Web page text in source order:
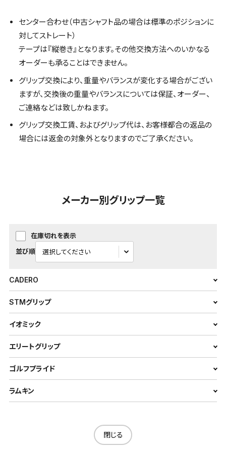
センター合わせ（中古シャフト品の場合は標準のポジションに
対してストレート）
テープは『縦巻き』となります。その他交換方法へのいかなる
オーダーも承ることはできません。
グリップ交換により、重量やバランスが変化する場合がござい
ますが、交換後の重量やバランスについては保証、オーダー、
ご連絡などは致しかねます。
グリップ交換工賃、およびグリップ代は、お客様都合の返品の
場合には返金の対象外となりますのでご了承ください。
メーカー別グリップ一覧
在庫切れを表示
並び順
CADERO
STMグリップ
イオミック
エリートグリップ
ゴルフプライド
ラムキン
閉じる